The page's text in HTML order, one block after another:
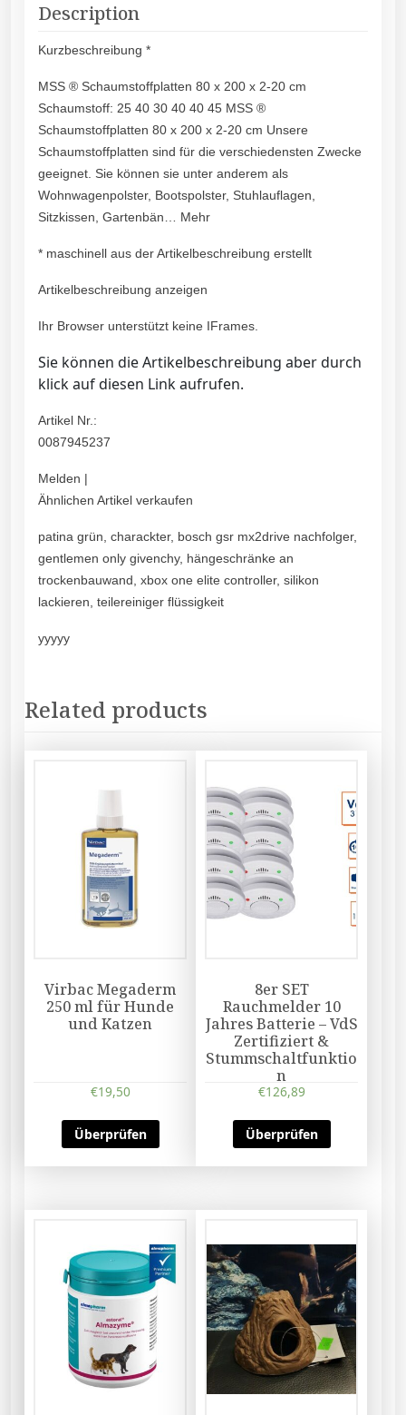
Description
Kurzbeschreibung *
MSS ® Schaumstoffplatten 80 x 200 x 2-20 cm
Schaumstoff: 25 40 30 40 40 45 MSS ®
Schaumstoffplatten 80 x 200 x 2-20 cm Unsere
Schaumstoffplatten sind für die verschiedensten Zwecke
geeignet. Sie können sie unter anderem als
Wohnwagenpolster, Bootspolster, Stuhlauflagen,
Sitzkissen, Gartenbän… Mehr
* maschinell aus der Artikelbeschreibung erstellt
Artikelbeschreibung anzeigen
Ihr Browser unterstützt keine IFrames.
Sie können die Artikelbeschreibung aber durch
klick auf diesen Link aufrufen.
Artikel Nr.:
0087945237
Melden |
Ähnlichen Artikel verkaufen
patina grün, charackter, bosch gsr mx2drive nachfolger,
gentlemen only givenchy, hängeschränke an
trockenbauwand, xbox one elite controller, silikon
lackieren, teilereiniger flüssigkeit
yyyyy
Related products
Virbac Megaderm
250 ml für Hunde
und Katzen
€19,50
Überprüfen
8er SET
Rauchmelder 10
Jahres Batterie – VdS
Zertifiziert &
Stummschaltfunktio
n
€126,89
Überprüfen